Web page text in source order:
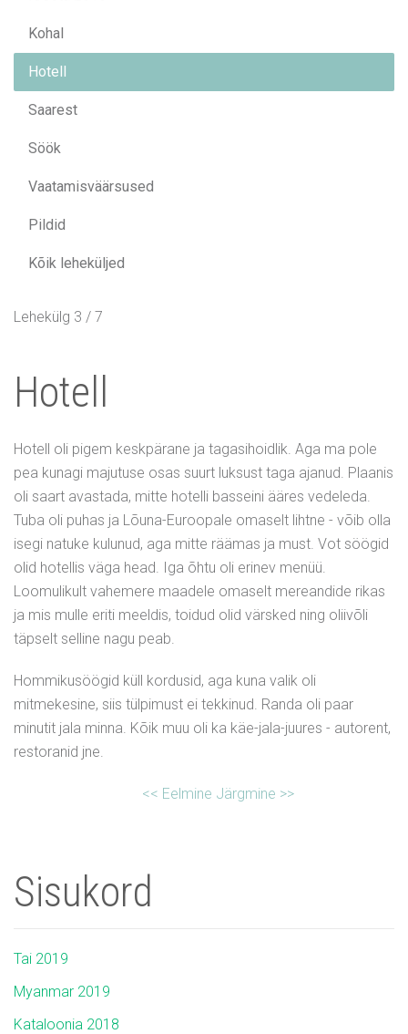
Kohal
Hotell
Saarest
Söök
Vaatamisväärsused
Pildid
Kõik leheküljed
Lehekülg 3 / 7
Hotell
Hotell oli pigem keskpärane ja tagasihoidlik. Aga ma pole
pea kunagi majutuse osas suurt luksust taga ajanud. Plaanis
oli saart avastada, mitte hotelli basseini ääres vedeleda.
Tuba oli puhas ja Lõuna-Euroopale omaselt lihtne - võib olla
isegi natuke kulunud, aga mitte räämas ja must. Vot söögid
olid hotellis väga head. Iga õhtu oli erinev menüü.
Loomulikult vahemere maadele omaselt mereandide rikas
ja mis mulle eriti meeldis, toidud olid värsked ning oliivõli
täpselt selline nagu peab.
Hommikusöögid küll kordusid, aga kuna valik oli
mitmekesine, siis tülpimust ei tekkinud. Randa oli paar
minutit jala minna. Kõik muu oli ka käe-jala-juures - autorent,
restoranid jne.
<< Eelmine Järgmine >>
Sisukord
Tai 2019
Myanmar 2019
Kataloonia 2018